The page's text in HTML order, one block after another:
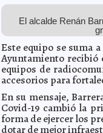
El alcalde Renán
Este equipo se suma
Ayuntamiento recibió
equipos de
accesorios para
En su mensaje,
Covid-19 cambió la
forma de ejercer los
dotar de mejor